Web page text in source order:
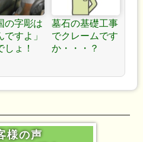
の字彫は
ですよ」
しょ！
墓石の基礎工事
でクレームです
か・・・？
様の声